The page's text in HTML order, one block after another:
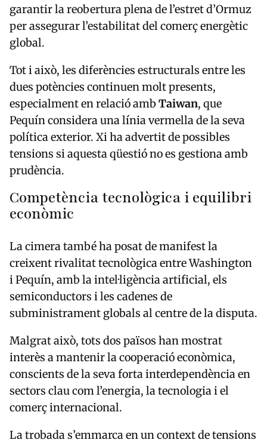
garantir la reobertura plena de l’estret d’Ormuz
per assegurar l’estabilitat del comerç energètic
global.
Tot i això, les diferències estructurals entre les
dues potències continuen molt presents,
especialment en relació amb Taiwan, que
Pequín considera una línia vermella de la seva
política exterior. Xi ha advertit de possibles
tensions si aquesta qüestió no es gestiona amb
prudència.
Competència tecnològica i equilibri
econòmic
La cimera també ha posat de manifest la
creixent rivalitat tecnològica entre Washington
i Pequín, amb la intel·ligència artificial, els
semiconductors i les cadenes de
subministrament globals al centre de la disputa.
Malgrat això, tots dos països han mostrat
interès a mantenir la cooperació econòmica,
conscients de la seva forta interdependència en
sectors clau com l’energia, la tecnologia i el
comerç internacional.
La trobada s’emmarca en un context de tensions